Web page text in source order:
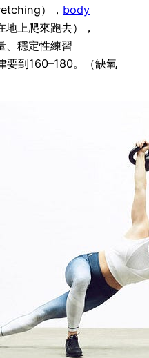
）， body
地上爬來跑去），
、穩定性練習
要到160–180。（缺氧